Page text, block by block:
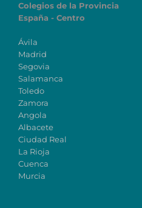
Colegios de la Provincia
España - Centro
Ávila
Madrid
Segovia
Salamanca
Toledo
Zamora
Angola
Albacete
Ciudad Real
La Rioja
Cuenca
Murcia